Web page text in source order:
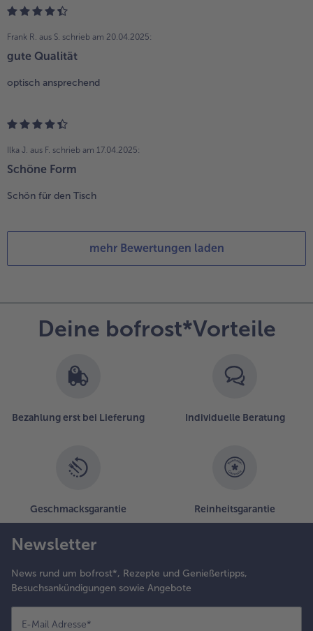
Frank R. aus S. schrieb am 20.04.2025:
gute Qualität
optisch ansprechend
Ilka J. aus F. schrieb am 17.04.2025:
Schöne Form
Schön für den Tisch
mehr Bewertungen laden
Deine bofrost*Vorteile
Bezahlung erst bei Lieferung Individuelle Beratung
Geschmacksgarantie Reinheitsgarantie
Newsletter
News rund um bofrost*, Rezepte und Genießertipps,
Besuchsankündigungen sowie Angebote
E-Mail Adresse*